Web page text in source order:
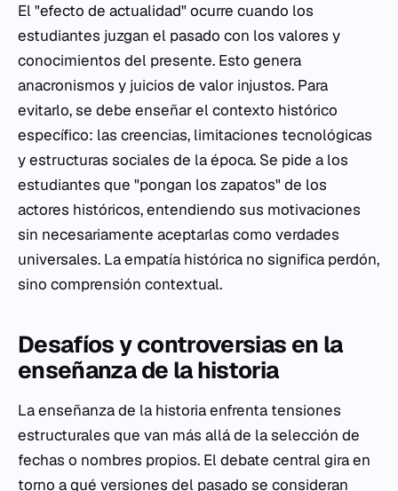
El "efecto de actualidad" ocurre cuando los
estudiantes juzgan el pasado con los valores y
conocimientos del presente. Esto genera
anacronismos y juicios de valor injustos. Para
evitarlo, se debe enseñar el contexto histórico
específico: las creencias, limitaciones tecnológicas
y estructuras sociales de la época. Se pide a los
estudiantes que "pongan los zapatos" de los
actores históricos, entendiendo sus motivaciones
sin necesariamente aceptarlas como verdades
universales. La empatía histórica no significa perdón,
sino comprensión contextual.
Desafíos y controversias en la
enseñanza de la historia
La enseñanza de la historia enfrenta tensiones
estructurales que van más allá de la selección de
fechas o nombres propios. El debate central gira en
torno a qué versiones del pasado se consideran